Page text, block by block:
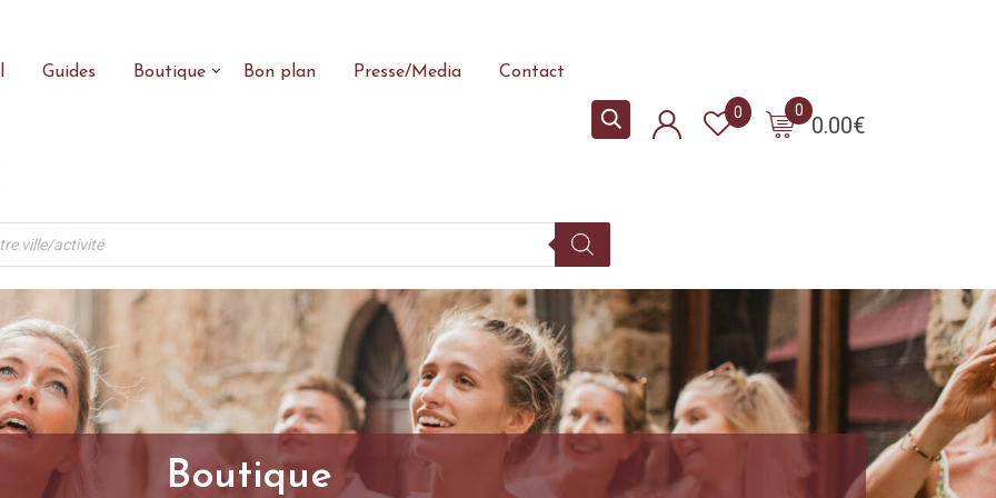
Guides Boutique Bon plan Presse/Media Contact
0.00€
0
0
Boutique